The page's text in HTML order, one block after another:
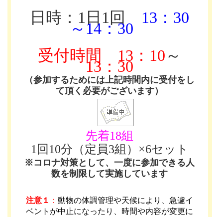
日時：1日1回
13：30
～14：30
受付時間
13：10～
13：30
（参加するためには上記時間内に受付をし
て頂く必要がございます）
先着18組
1回10分（定員3組）×6セット
※コロナ対策として、一度に参加できる人
数を制限して実施しています
注意１ ：動物の体調管理や天候により、急遽イ
ベントが中止になったり、時間や内容が変更に